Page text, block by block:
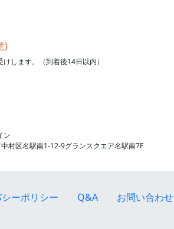
)
します。（到着後14日以内）
ン
村区名駅南1-12-9グランスクエア名駅南7F
ーポリシー Q&A お問い合わせ